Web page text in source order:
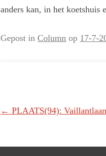
anders kan, in het koetshuis
Gepost inColumn op 17-7-
Berichtnavigatie
← PLAATS(94): Vaillantlaan